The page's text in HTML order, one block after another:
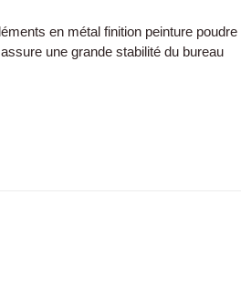
en métal finition peinture
une grande stabilité du bureau